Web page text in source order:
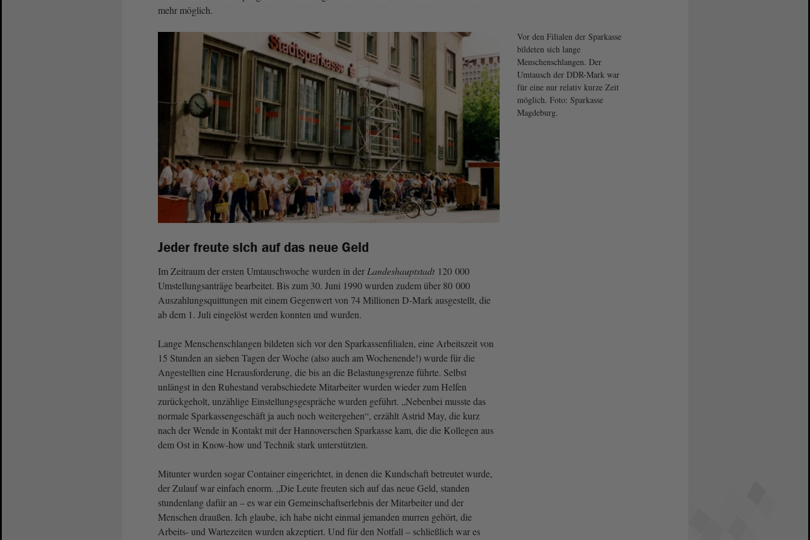
mehr möglich.
Vor den Filialen der Sparkasse
bildeten sich lange
Menschenschlangen. Der
Umtausch der DDR-Mark war
für eine nur relativ kurze Zeit
möglich. Foto: Sparkasse
Magdeburg.
Jeder freute sich auf das neue Geld
Im Zeitraum der ersten Umtauschwoche wurden in derLandeshauptstadt 120 000
Umstellungsanträge bearbeitet. Bis zum 30. Juni 1990 wurden zudem über 80 000
Auszahlungsquittungen mit einem Gegenwert von 74 Millionen D-Mark ausgestellt, die
ab dem 1. Juli eingelöst werden konnten und wurden.
Lange Menschenschlangen bildeten sich vor den Sparkassenfilialen, eine Arbeitszeit von
15 Stunden an sieben Tagen der Woche (also auch am Wochenende!) wurde für die
Angestellten eine Herausforderung, die bis an die Belastungsgrenze führte. Selbst
unlängst in den Ruhestand verabschiedete Mitarbeiter wurden wieder zum Helfen
zurückgeholt, unzählige Einstellungsgespräche wurden geführt. „Nebenbei musste das
normale Sparkassengeschäft ja auch noch weitergehen“, erzählt Astrid May, die kurz
nach der Wende in Kontakt mit der Hannoverschen Sparkasse kam, die die Kollegen aus
dem Ost in Know-how und Technik stark unterstützten.
Mitunter wurden sogar Container eingerichtet, in denen die Kundschaft betreutet wurde,
der Zulauf war einfach enorm. „Die Leute freuten sich auf das neue Geld, standen
stundenlang dafür an – es war ein Gemeinschaftserlebnis der Mitarbeiter und der
Menschen draußen. Ich glaube, ich habe nicht einmal jemanden murren gehört, die
Arbeits- und Wartezeiten wurden akzeptiert. Und für den Notfall – schließlich war es